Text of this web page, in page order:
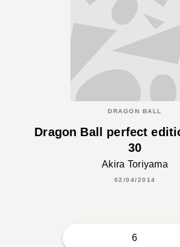
DRAGON BALL
Dragon Ball perfect
30
Akira Toriyama
02/04/2014
6